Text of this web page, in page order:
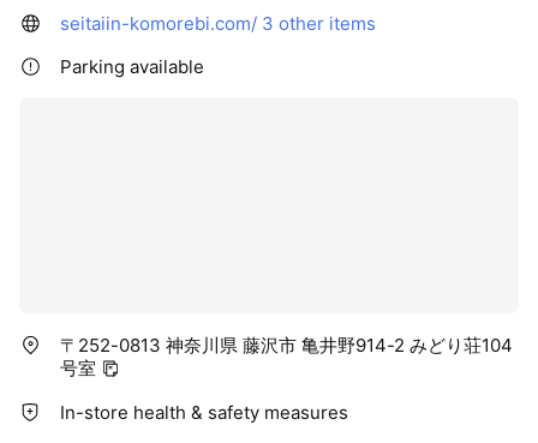
※お子様、学生様向けのメニューもございます。ぜひご相談く
ださいませ。
※その時のお身体の状態に合わせて、コースをお選びいただけ
seitaiin-komorebi.com/ 3 other items
Parking available
〒252-0813 神奈川県 藤沢市 亀井野914-2 みどり荘104
号室
In-store health & safety measures